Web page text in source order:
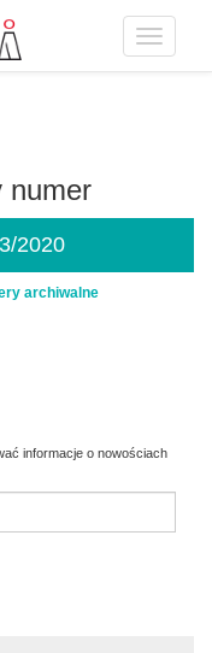
Toggle
numer
3/2020
archiwalne
informacje o nowościach